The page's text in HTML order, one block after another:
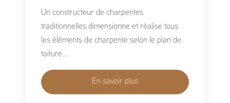
Un constructeur de charpentes
traditionnelles dimensionne et réalise tous
les éléments de charpente selon le plan de
toiture....
En savoir plus